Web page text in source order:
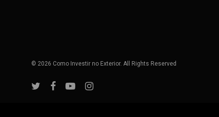
© 2026 Como Investir no Exterior. All Rights Reserved